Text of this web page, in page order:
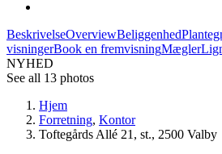
BeskrivelseOverviewBeliggenhed
visningerBook en fremvisningMægler
NYHED
See all 13 photos
Hjem
Forretning, Kontor
Toftegårds Allé 21, st., 2500 Valby